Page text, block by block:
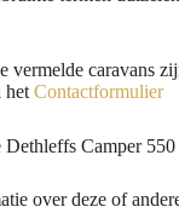
vermelde caravans
het Contactformulier
Camper
over deze of